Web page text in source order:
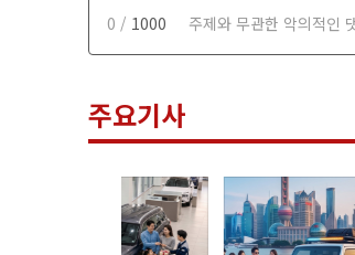
0 / 1000 주제와 무관한 악의적인
주요기사